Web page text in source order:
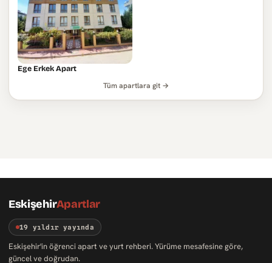
Ege Erkek Apart
Tüm apartlara git →
EskişehirApartlar
19 yıldır yayında
Eskişehir'in öğrenci apart ve yurt rehberi. Yürüme mesafesine göre,
güncel ve doğrudan.